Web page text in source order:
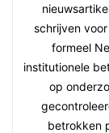
schrijven
formeel
institutionele
op
betrokken